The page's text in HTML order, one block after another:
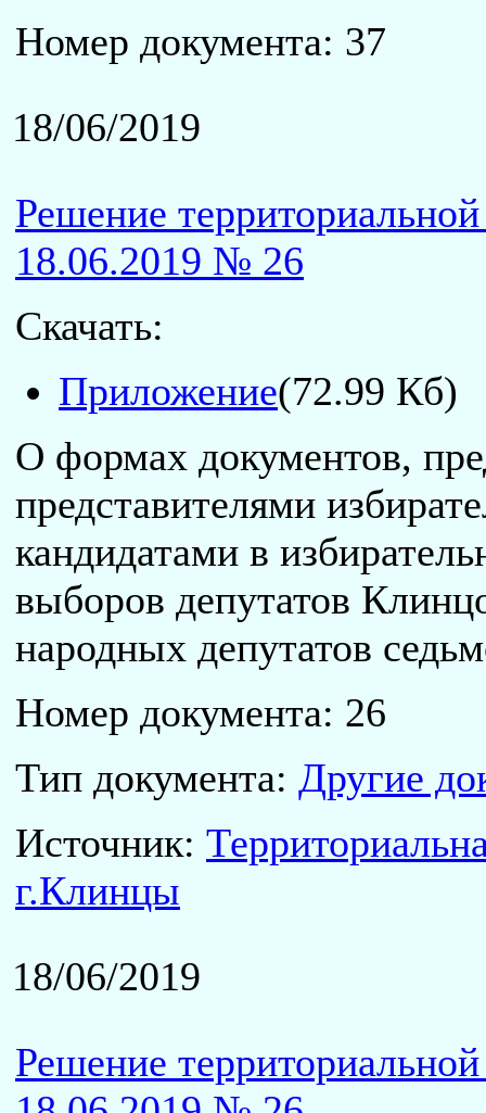
Номер документа: 37
18/06/2019
Решение
18.06.2019 № 26
Скачать:
Приложение(72.99 Кб)
О формах документов,
представителями
кандидатами в
выборов депутатов
народных депутатов
Номер документа: 26
Тип документа: Другие
Источник:
г.Клинцы
18/06/2019
Решение